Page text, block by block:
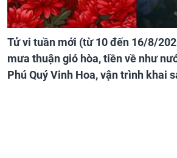
Tử vi tuần mới (từ 10 đến 16/8/
mưa thuận gió hòa, tiền về như
Phú Quý Vinh Hoa, vận trình khai